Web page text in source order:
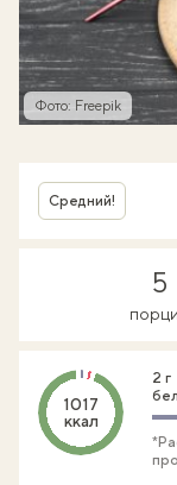
Фото: Freepik
Средний!
5
1017
ккал
2 г